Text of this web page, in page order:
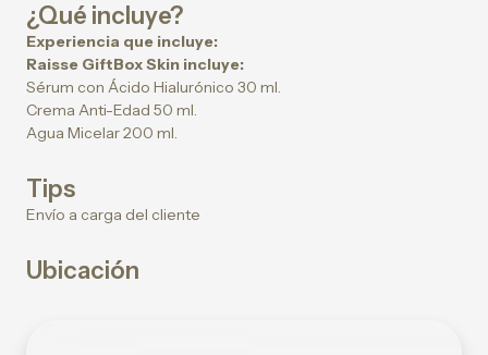
¿Qué incluye?
Experiencia que incluye:
Raisse GiftBoxSkin incluye:
Sérum con Ácido Hialurónico 30 ml.
Crema Anti-Edad 50 ml.
Agua Micelar 200 ml.
Tips
Envío a carga del cliente
Ubicación